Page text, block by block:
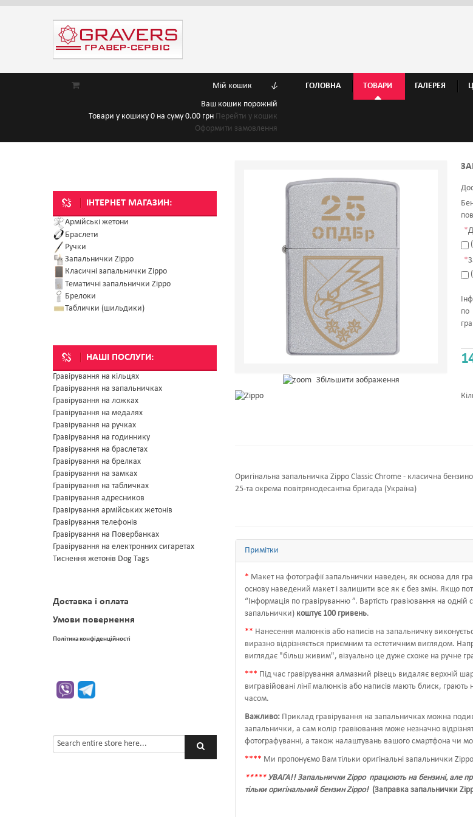
Мій кошик
↓
Ваш кошик порожній
Товари у кошику 0 на суму 0.00 грн Перейти у кошик
Оформити замовлення
ГОЛОВНА ТОВАРИ ГАЛЕРЕЯ
ІНТЕРНЕТ МАГАЗИН:
Армійські жетони
Браслети
Ручки
Запальнички Zippo
Класичні запальнички Zippo
Тематичні запальнички Zippo
Брелоки
Таблички (шильдики)
НАШІ ПОСЛУГИ:
Гравірування на кільцях
Гравірування на запальничках
Гравірування на ложках
Гравірування на медалях
Гравірування на ручках
Гравірування на годиннику
Гравірування на браслетах
Гравірування на брелках
Гравірування на замках
Гравірування на табличках
Гравірування адресников
Гравірування армійських жетонів
Гравірування телефонів
Гравірування на Повербанках
Гравірування на електронних сигаретах
Тиснення жетонів Dog Tags
Доставка і оплата
Умови повернення
Політика конфіденційності
Збільшити зображення
*
*
по
Оригінальна запальничка Zippo Classic Chrome - класична
25-та окрема повітрянодесантна бригада (Україна)
Примітки
* Макет на фотографії запальнички наведен, як основа для
основу наведений макет і залишити все як є без змін. Якщо
“Інформація по гравіруванню ”. Вартість гравіювання на
запальнички) коштує 100 гривень.
** Нанесення малюнків або написів на запальничку
виразно відрізняється приємним та естетичним виглядом.
виглядає "більш живим", візуально це дуже схоже на ручне
*** Під час гравірування алмазний різець видаляє верхній
вигравійовані лінії малюнків або написів мають блиск,
часом.
Важливо: Приклад гравірування на запальничках можна
запальнички, а сам колір гравіювання може незначно
фотографуванні, а також налаштувань вашого смартфона чи
**** Ми пропонуємо Вам тільки оригінальні запальнички
*****УВАГА!! Запальнички Zippo працюють на бензині, але
тільки оригінальний бензин Zippo! (Заправка запальнички